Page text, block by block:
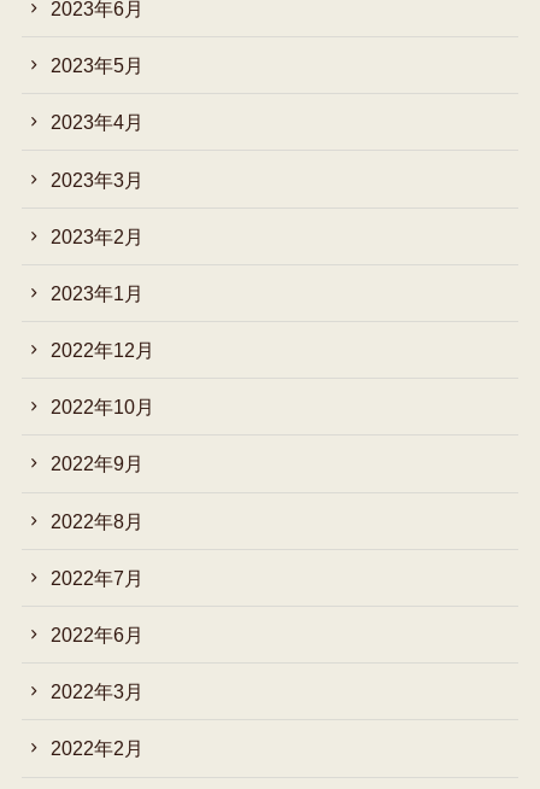
2023年6月
2023年5月
2023年4月
2023年3月
2023年2月
2023年1月
2022年12月
2022年10月
2022年9月
2022年8月
2022年7月
2022年6月
2022年3月
2022年2月